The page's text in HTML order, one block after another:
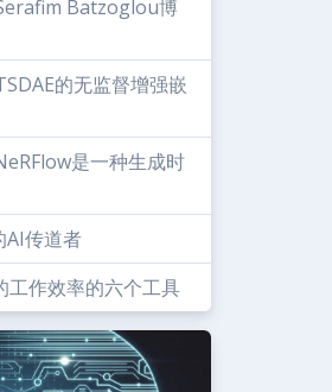
Batzoglou博
的无监督增强嵌
是一种生成时
传道者
作效率的六个工具